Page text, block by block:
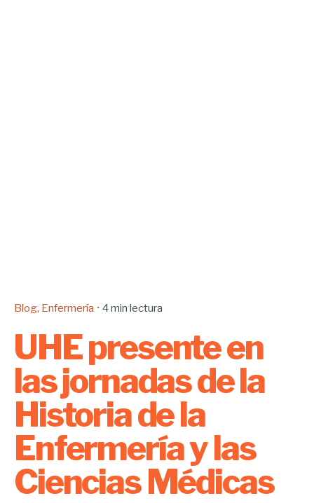
Blog Enfermería 4 min lectura
UHE presente en
las jornadas de la
Historia de la
Enfermería y las
Ciencias Médicas